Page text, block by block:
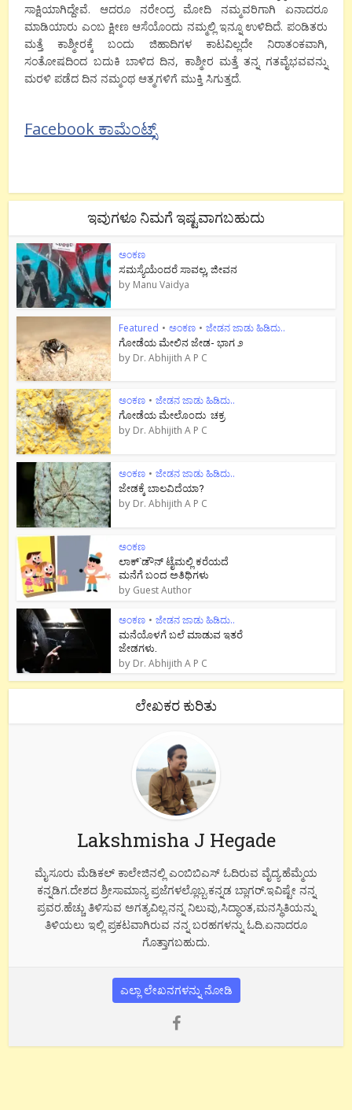
ಸಾಕ್ಷಿಯಾಗಿದ್ದೇವೆ. ಆದರೂ ನರೇಂದ್ರ ಮೋದಿ ನಮ್ಮವರಿಗಾಗಿ ಏನಾದರೂ
ಮಾಡಿಯಾರು ಎಂಬ ಕ್ಷೀಣ ಆಸೆಯೊಂದು ನಮ್ಮಲ್ಲಿ ಇನ್ನೂ ಉಳಿದಿದೆ. ಪಂಡಿತರು
ಮತ್ತೆ ಕಾಶ್ಮೀರಕ್ಕೆ ಬಂದು ಜಿಹಾದಿಗಳ ಕಾಟವಿಲ್ಲದೇ ನಿರಾತಂಕವಾಗಿ,
ಸಂತೋಷದಿಂದ ಬದುಕಿ ಬಾಳಿದ ದಿನ, ಕಾಶ್ಮೀರ ಮತ್ತೆ ತನ್ನ ಗತವೈಭವವನ್ನು
ಮರಳಿ ಪಡೆದ ದಿನ ನಮ್ಮಂಥ ಆತ್ಮಗಳಿಗೆ ಮುಕ್ತಿ ಸಿಗುತ್ತದೆ.
Facebook ಕಾಮೆಂಟ್ಸ್
ಇವುಗಳೂ ನಿಮಗೆ ಇಷ್ಟವಾಗಬಹುದು
ಅಂಕಣ
ಸಮಸ್ಯೆಯೆಂದರೆ ಸಾವಲ್ಲ, ಜೀವನ
by Manu Vaidya
Featured • ಅಂಕಣ • ಜೇಡನ ಜಾಡು ಹಿಡಿದು..
ಗೋಡೆಯ ಮೇಲಿನ ಜೇಡ- ಭಾಗ ೨
by Dr. Abhijith A P C
ಅಂಕಣ • ಜೇಡನ ಜಾಡು ಹಿಡಿದು..
ಗೋಡೆಯ ಮೇಲೊಂದು ಚಕ್ರ
by Dr. Abhijith A P C
ಅಂಕಣ • ಜೇಡನ ಜಾಡು ಹಿಡಿದು..
ಜೇಡಕ್ಕೆ ಬಾಲವಿದೆಯಾ?
by Dr. Abhijith A P C
ಅಂಕಣ
ಲಾಕ್`ಡೌನ್ ಟೈಮಲ್ಲಿ ಕರೆಯದೆ
ಮನೆಗೆ ಬಂದ ಅತಿಥಿಗಳು
by Guest Author
ಅಂಕಣ • ಜೇಡನ ಜಾಡು ಹಿಡಿದು..
ಮನೆಯೊಳಗೆ ಬಲೆ ಮಾಡುವ ಇತರೆ
ಜೇಡಗಳು.
by Dr. Abhijith A P C
ಲೇಖಕರ ಕುರಿತು
Lakshmisha J Hegade
ಮೈಸೂರು ಮೆಡಿಕಲ್ ಕಾಲೇಜಿನಲ್ಲಿ ಎಂಬಿಬಿಎಸ್ ಓದಿರುವ ವೈದ್ಯ.ಹೆಮ್ಮೆಯ
ಕನ್ನಡಿಗ.ದೇಶದ ಶ್ರೀಸಾಮಾನ್ಯ ಪ್ರಜೆಗಳಲ್ಲೊಬ್ಬ.ಕನ್ನಡ ಬ್ಲಾಗರ್.ಇವಿಷ್ಟೇ ನನ್ನ
ಪ್ರವರ.ಹೆಚ್ಚು ತಿಳಿಸುವ ಅಗತ್ಯವಿಲ್ಲ.ನನ್ನ ನಿಲುವು,ಸಿದ್ಧಾಂತ,ಮನಸ್ಥಿತಿಯನ್ನು
ತಿಳಿಯಲು ಇಲ್ಲಿ ಪ್ರಕಟವಾಗಿರುವ ನನ್ನ ಬರಹಗಳನ್ನು ಓದಿ.ಏನಾದರೂ
ಗೊತ್ತಾಗಬಹುದು.
ಎಲ್ಲಾ ಲೇಖನಗಳನ್ನು ನೋಡಿ